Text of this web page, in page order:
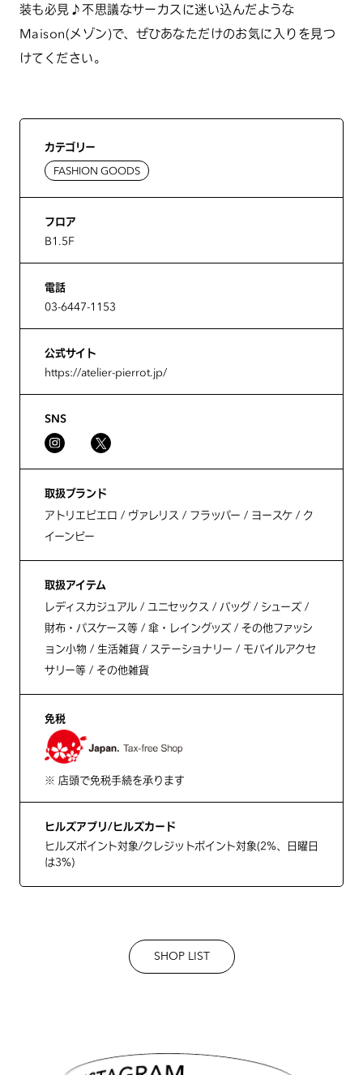
装も必見♪不思議なサーカスに迷い込んだような
Maison(メゾン)で、ぜひあなただけのお気に入りを見つ
けてください。
カテゴリー
FASHION GOODS
フロア
B1.5F
電話
03-6447-1153
公式サイト
https://atelier-pierrot.jp/
SNS
取扱ブランド
アトリエピエロ / ヴァレリス / フラッパー / ヨースケ / ク
イーンビー
取扱アイテム
レディスカジュアル / ユニセックス / バッグ / シューズ /
財布・パスケース等 / 傘・レイングッズ / その他ファッシ
ョン小物 / 生活雑貨 / ステーショナリー / モバイルアクセ
サリー等 / その他雑貨
免税
※ 店頭で免税手続を承ります
ヒルズアプリ/ヒルズカード
ヒルズポイント対象/クレジットポイント対象(2%、日曜日
は3%)
SHOP LIST